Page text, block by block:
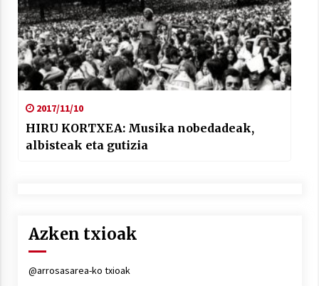
2017/11/10
HIRU KORTXEA: Musika nobedadeak,
albisteak eta gutizia
Azken txioak
@arrosasarea-ko txioak